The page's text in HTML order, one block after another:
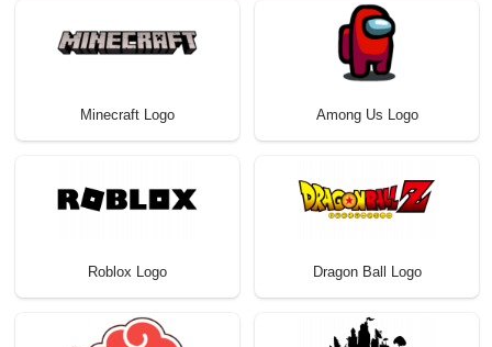
Minecraft Logo Among Us Logo
Roblox Logo Dragon Ball Logo